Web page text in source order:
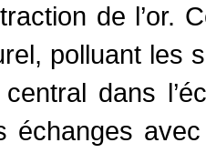
de l’or.
polluant les
dans
échanges